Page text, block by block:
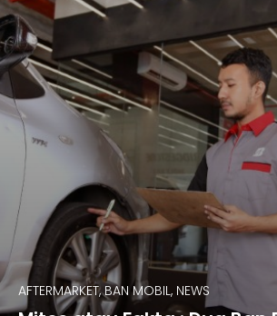
AFTERMARKET, BAN MOBIL, NEWS